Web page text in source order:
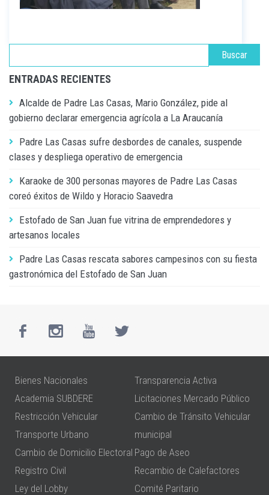
ENTRADAS RECIENTES
Alcalde de Padre Las Casas, Mario González, pide al
gobierno declarar emergencia agrícola a La Araucanía
Padre Las Casas sufre desbordes de canales, suspende
clases y despliega operativo de emergencia
Karaoke de 300 personas mayores de Padre Las Casas
coreó éxitos de Wildo y Horacio Saavedra
Estofado de San Juan fue vitrina de emprendedores y
artesanos locales
Padre Las Casas rescata sabores campesinos con su fiesta
gastronómica del Estofado de San Juan
Bienes Nacionales
Academia SUBDERE
Restricción Vehicular
Transporte Urbano
Cambio de Domicilio Electoral
Registro Civil
Ley del Lobby
Transparencia Activa
Licitaciones Mercado Público
Cambio de Tránsito Vehicular
municipal
Pago de Aseo
Recambio de Calefactores
Comité Paritario